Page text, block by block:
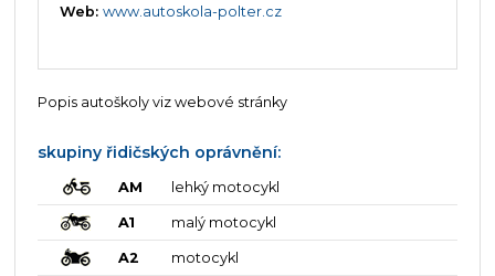
Web: www.autoskola-polter.cz
Popis autoškoly viz webové stránky
skupiny řidičských oprávnění:
AM lehký motocykl
A1 malý motocykl
A2 motocykl